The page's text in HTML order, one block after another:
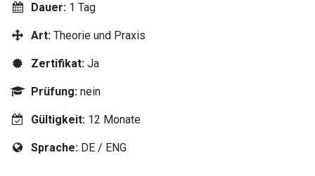
Dauer: 1 Tag
Art: Theorie und Praxis
Zertifikat: Ja
Prüfung: nein
Gültigkeit:12 Monate
Sprache:DE / ENG